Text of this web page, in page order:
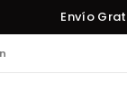
Envío